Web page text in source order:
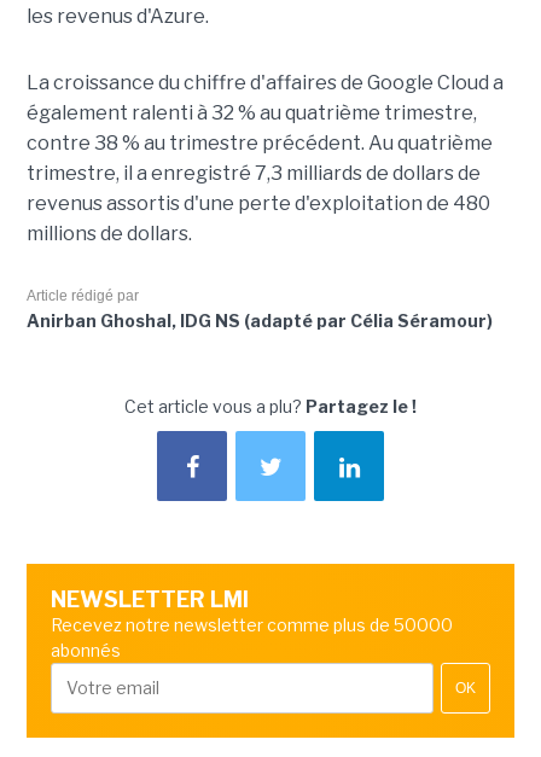
les revenus d'Azure.
La croissance du chiffre d'affaires de Google Cloud a
également ralenti à 32 % au quatrième trimestre,
contre 38 % au trimestre précédent. Au quatrième
trimestre, il a enregistré 7,3 milliards de dollars de
revenus assortis d'une perte d'exploitation de 480
millions de dollars.
Article rédigé par
Anirban Ghoshal, IDG NS (adapté par Célia Séramour)
Cet article vous a plu? Partagez le !
NEWSLETTER LMI
Recevez notre newsletter comme plus de 50000
abonnés
OK